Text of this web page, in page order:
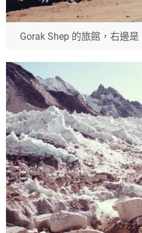
Gorak Shep 的旅館，右邊